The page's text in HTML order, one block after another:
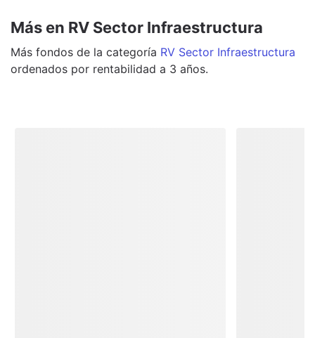
Más en RV Sector Infraestructura
Más fondos de la categoría RV Sector Infraestructura
ordenados por rentabilidad a 3 años.